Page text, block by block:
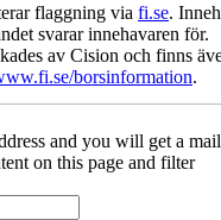
flaggning via fi.se.
svarar innehavaren för.
av Cision och finns
borsinformation.
and you will get a
on this page and filter